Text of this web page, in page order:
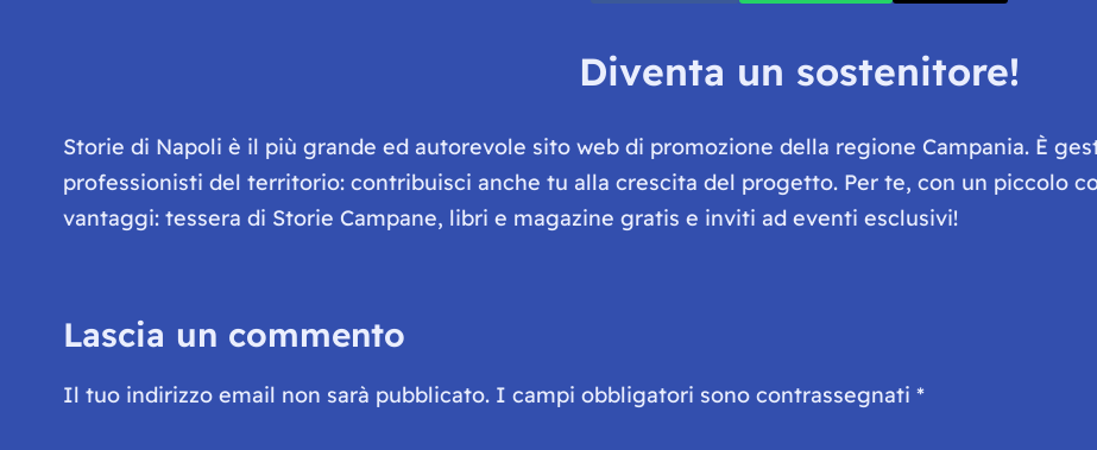
Diventa un sostenitore!
Storie di Napoli è il più grande ed autorevole sito web di promozione della regione Campania. È
professionisti del territorio: contribuisci anche tu alla crescita del progetto. Per te, con un piccolo
vantaggi: tessera di Storie Campane, libri e magazine gratis e inviti ad eventi esclusivi!
Lascia un commento
Il tuo indirizzo email non sarà pubblicato. I campi obbligatori sono contrassegnati *